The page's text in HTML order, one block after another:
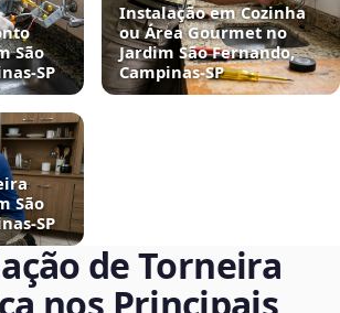
São
Instalação em Cozinha
ou Área Gourmet no
Jardim São Fernando,
Campinas‑SP
São
de Torneira
nos Principais